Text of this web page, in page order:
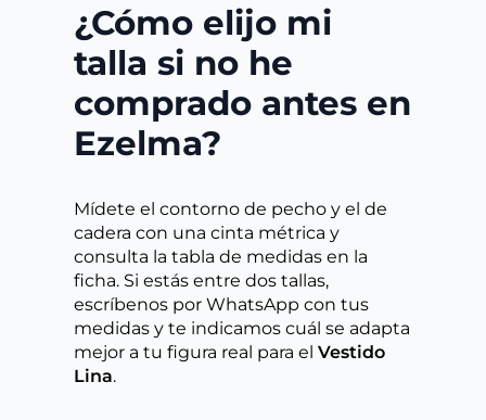
¿Cómo elijo mi
talla si no he
comprado antes en
Ezelma?
Mídete el contorno de pecho y el de
cadera con una cinta métrica y
consulta la tabla de medidas en la
ficha. Si estás entre dos tallas,
escríbenos por WhatsApp con tus
medidas y te indicamos cuál se adapta
mejor a tu figura real para el Vestido
Lina.